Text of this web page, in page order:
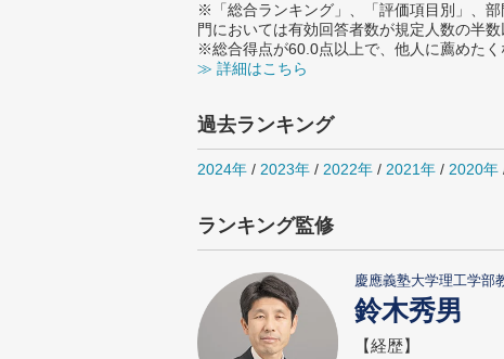
※「総合ランキング」、「評価項目別」、
門においては有効回答者数が規定人数の半
※総合得点が60.0点以上で、他人に薦めたく
≫ 詳細はこちら
過去ランキング
2024年 / 2023年 / 2022年 / 2021年 / 2020年
ランキング監修
慶應義塾大学理工学部
鈴木秀男
【経歴】